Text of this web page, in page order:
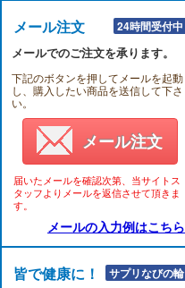
メール注文 24時間受付中
メールでのご注文を承ります。
下記のボタンを押してメールを起動
し、購入したい商品を送信して下さ
い。
メール注文
届いたメールを確認次第、当サイトス
タッフよりメールを返信させて頂きま
す。
メールの入力例はこちら
皆で健康に！！サプリなびの輪